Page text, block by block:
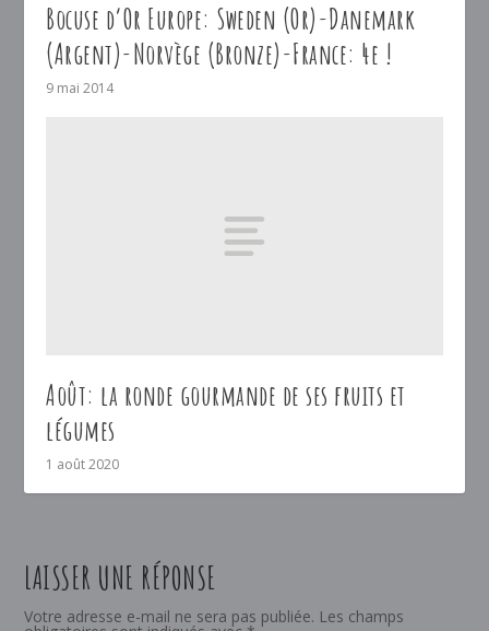
Bocuse d’Or Europe: Sweden (Or)-Danemark
(Argent)-Norvège (Bronze)-France: 4e !
9 mai 2014
Août: la ronde gourmande de ses fruits et
légumes
1 août 2020
LAISSER UNE RÉPONSE
Votre adresse e-mail ne sera pas publiée. Les champs